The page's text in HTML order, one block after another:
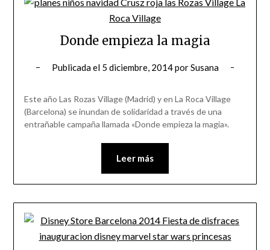
Donde empieza la magia
Publicada el 5 diciembre, 2014porSusana
Este año Las Rozas Village (Madrid) y en La Roca Village
(Barcelona) se inundan de solidaridad a través de una
entrañable campaña llamada «Donde empieza la magia».
Leer más